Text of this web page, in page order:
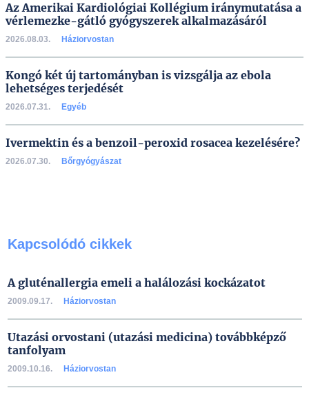
Az Amerikai Kardiológiai Kollégium iránymutatása a
vérlemezke-gátló gyógyszerek alkalmazásáról
2026.08.03. Háziorvostan
Kongó két új tartományban is vizsgálja az ebola
lehetséges terjedését
2026.07.31. Egyéb
Ivermektin és a benzoil-peroxid rosacea kezelésére?
2026.07.30. Bőrgyógyászat
Kapcsolódó cikkek
A gluténallergia emeli a halálozási kockázatot
2009.09.17. Háziorvostan
Utazási orvostani (utazási medicina) továbbképző
tanfolyam
2009.10.16. Háziorvostan